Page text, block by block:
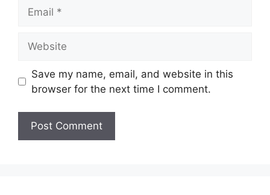
Save my name, email, and website in this
browser for the next time I comment.